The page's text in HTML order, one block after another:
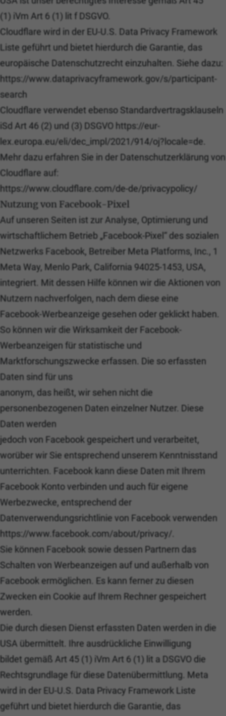
(1) iVm Art 6 (1) lit f DSGVO.
Cloudflare wird in der EU-U.S. Data Privacy Framework
Liste geführt und bietet hierdurch die Garantie, das
europäische Datenschutzrecht einzuhalten. Siehe dazu:
https://www.dataprivacyframework.gov/s/participant-
search
Cloudflare verwendet ebenso Standardvertragsklauseln
iSd Art 46 (2) und (3) DSGVO https://eur-
lex.europa.eu/eli/dec_impl/2021/914/oj?locale=de.
Mehr dazu erfahren Sie in der Datenschutzerklärung von
Cloudflare auf:
https://www.cloudflare.com/de-de/privacypolicy/
Nutzung von Facebook-Pixel
Auf unseren Seiten ist zur Analyse, Optimierung und
wirtschaftlichem Betrieb „Facebook-Pixel“ des sozialen
Netzwerks Facebook, Betreiber Meta Platforms, Inc., 1
Meta Way, Menlo Park, California 94025-1453, USA,
integriert. Mit dessen Hilfe können wir die Aktionen von
Nutzern nachverfolgen, nach dem diese eine
Facebook-Werbeanzeige gesehen oder geklickt haben.
So können wir die Wirksamkeit der Facebook-
Werbeanzeigen für statistische und
Marktforschungszwecke erfassen. Die so erfassten
Daten sind für uns
anonym, das heißt, wir sehen nicht die
personenbezogenen Daten einzelner Nutzer. Diese
Daten werden
jedoch von Facebook gespeichert und verarbeitet,
worüber wir Sie entsprechend unserem Kenntnisstand
unterrichten. Facebook kann diese Daten mit Ihrem
Facebook Konto verbinden und auch für eigene
Werbezwecke, entsprechend der
Datenverwendungsrichtlinie von Facebook verwenden
https://www.facebook.com/about/privacy/.
Sie können Facebook sowie dessen Partnern das
Schalten von Werbeanzeigen auf und außerhalb von
Facebook ermöglichen. Es kann ferner zu diesen
Zwecken ein Cookie auf Ihrem Rechner gespeichert
werden.
Die durch diesen Dienst erfassten Daten werden in die
USA übermittelt. Ihre ausdrückliche Einwilligung
bildet gemäß Art 45 (1) iVm Art 6 (1) lit a DSGVO die
Rechtsgrundlage für diese Datenübermittlung. Meta
wird in der EU-U.S. Data Privacy Framework Liste
geführt und bietet hierdurch die Garantie, das